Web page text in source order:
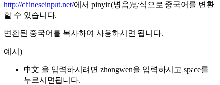
http://chineseinput.net/에서 pinyin(병음)방식으로 중국어를 변환
할 수 있습니다.
변환된 중국어를 복사하여 사용하시면 됩니다.
예시)
中文 을 입력하시려면 zhongwen을 입력하시고 space를
누르시면됩니다.